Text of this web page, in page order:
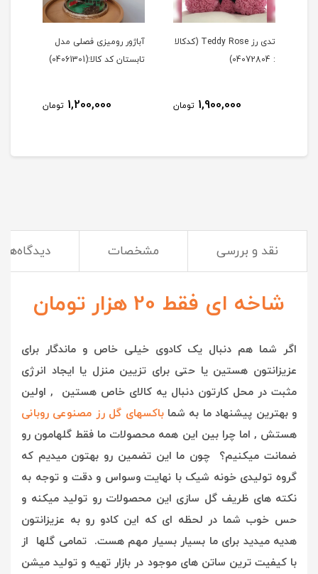
تدی رز Teddy Rose (کدکالا
: 04072804)
1,900,000 تومان
آباژور رومیزی فصلی مدل
تابستان کد کالا:(04061301)
1,200,000 تومان
نقد و بررسی مشخصات دیدگاه‌ها
شاخه ای فقط 20 هزار تومان
اگر شما هم دنبال یک کادوی خیلی خاص و ماندگار برای
عزیزانتون هستین یا حتی برای تزیین منزل یا ایجاد انرژی
مثبت در محل کارتون دنبال یه کالای خاص هستین , اولین
و بهترین پیشنهاد ما به شماباکسهای گل رز مصنوعی روبانی
هستش , اما چرا بین این همه محصولات ما فقط گلهامون رو
ضمانت میکنیم؟ چون ما این تضمین رو بهتون میدیم که
گروه تولیدی خونه شیک با نهایت وسواس و دقت و توجه به
نکته های ظریف گل سازی این محصولات رو تولید میکنه و
حس خوب شما در لحظه ای که این کادو رو به عزیزانتون
هدیه میدید برای ما بسیار بسیار مهم هست. تمامی گلها از
با کیفیت ترین ساتن های موجود در بازار تهیه و تولید میشن